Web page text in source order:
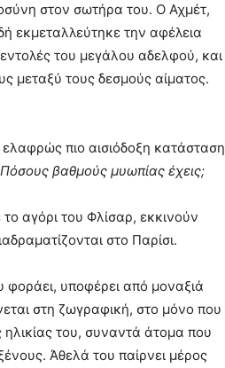
στον σωτήρα του. Ο Αχμέτ,
εκμεταλλεύτηκε την αφέλεια
του μεγάλου αδελφού, και
μεταξύ τους δεσμούς αίματος.
πιο αισιόδοξη κατάσταση
Πόσους βαθμούς μυωπίας έχεις;
αγόρι του Φλίσαρ, εκκινούν
στο Παρίσι.
υποφέρει από μοναξιά
στη ζωγραφική, στο μόνο που
του, συναντά άτομα που
Άθελά του παίρνει μέρος